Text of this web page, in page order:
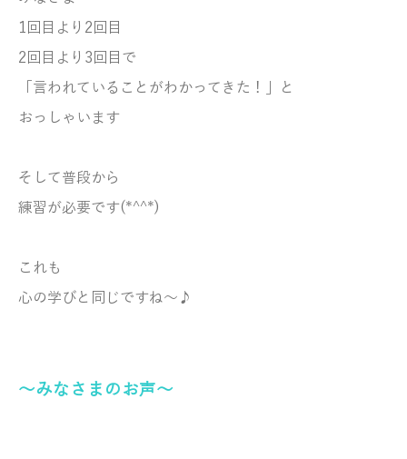
1回目より2回目
2回目より3回目で
「言われていることがわかってきた！」と
おっしゃいます
そして普段から
練習が必要です(*^^*)
これも
心の学びと同じですね～♪
～みなさまのお声～